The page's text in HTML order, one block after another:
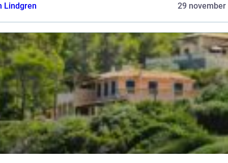
Lindgren
29 november